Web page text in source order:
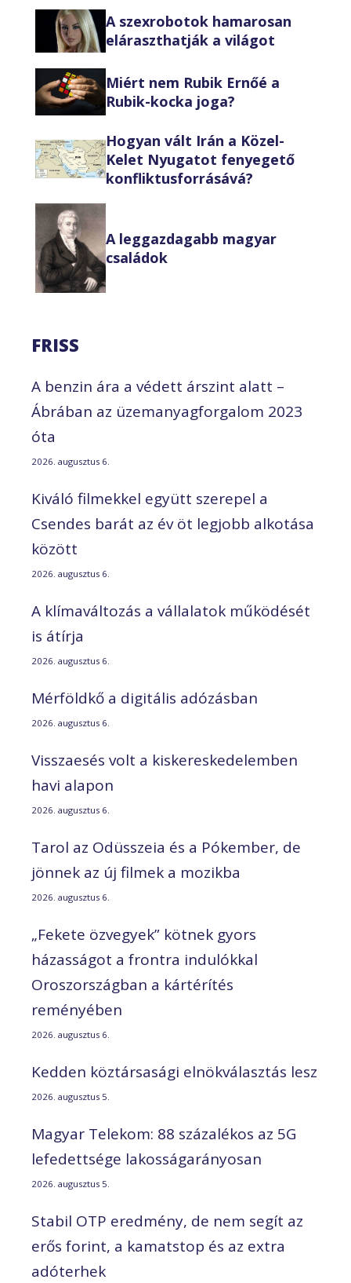
A szexrobotok hamarosan
eláraszthatják a világot
Miért nem Rubik Ernőé a
Rubik-kocka joga?
Hogyan vált Irán a Közel-
Kelet Nyugatot fenyegető
konfliktusforrásává?
A leggazdagabb magyar
családok
FRISS
A benzin ára a védett árszint alatt –
Ábrában az üzemanyagforgalom 2023
óta
2026. augusztus 6.
Kiváló filmekkel együtt szerepel a
Csendes barát az év öt legjobb alkotása
között
2026. augusztus 6.
A klímaváltozás a vállalatok működését
is átírja
2026. augusztus 6.
Mérföldkő a digitális adózásban
2026. augusztus 6.
Visszaesés volt a kiskereskedelemben
havi alapon
2026. augusztus 6.
Tarol az Odüsszeia és a Pókember, de
jönnek az új filmek a mozikba
2026. augusztus 6.
„Fekete özvegyek” kötnek gyors
házasságot a frontra indulókkal
Oroszországban a kártérítés
reményében
2026. augusztus 6.
Kedden köztársasági elnökválasztás lesz
2026. augusztus 5.
Magyar Telekom: 88 százalékos az 5G
lefedettsége lakosságarányosan
2026. augusztus 5.
Stabil OTP eredmény, de nem segít az
erős forint, a kamatstop és az extra
adóterhek